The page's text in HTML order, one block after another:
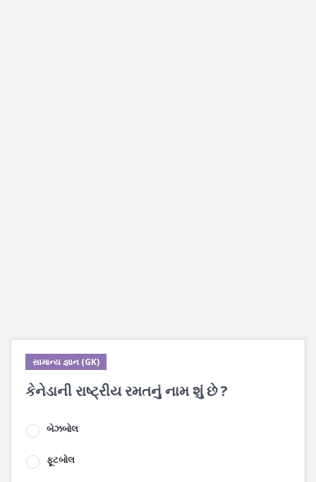
સામાન્ય જ્ઞાન (GK)
કેનેડાની રાષ્ટ્રીય રમતનું નામ શું છે ?
બેઝબોલ
ફૂટબોલ